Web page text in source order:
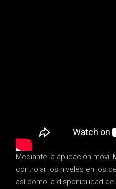
Mediante la aplicación móvil
controlar los niveles en los
así como la disponibilidad